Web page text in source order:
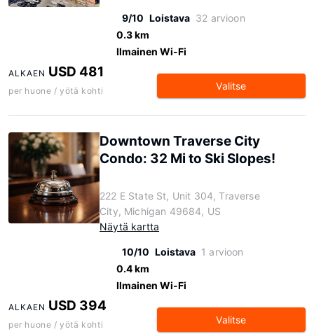
9/10 Loistava 32 arvioon
0.3 km
Ilmainen Wi-Fi
ALKAEN USD 481
per huone / yötä kohti Valitse
Downtown Traverse City
Condo: 32 Mi to Ski Slopes!
222 E State St, Unit 304, Traverse
City, Michigan 49684, US
Näytä kartta
10/10 Loistava 1 arvioon
0.4 km
Ilmainen Wi-Fi
ALKAEN USD 394
per huone / yötä kohti Valitse